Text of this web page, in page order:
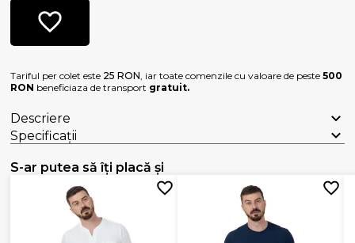
Tariful per colet este 25 RON, iar toate comenzile cu valoare de peste500
RON beneficiaza de transport gratuit.
Descriere
Specificații
S-ar putea să îți placă și